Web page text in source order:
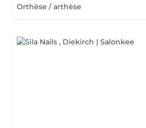
Orthèse / arthèse